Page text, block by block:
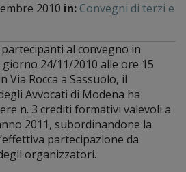
2010 in: Convegni di terzi e
al convegno in
24/11/2010 alle ore 15
Via Rocca a Sassuolo, il
Avvocati di Modena ha
n. 3 crediti formativi valevoli a
2011, subordinandone la
partecipazione da
organizzatori.